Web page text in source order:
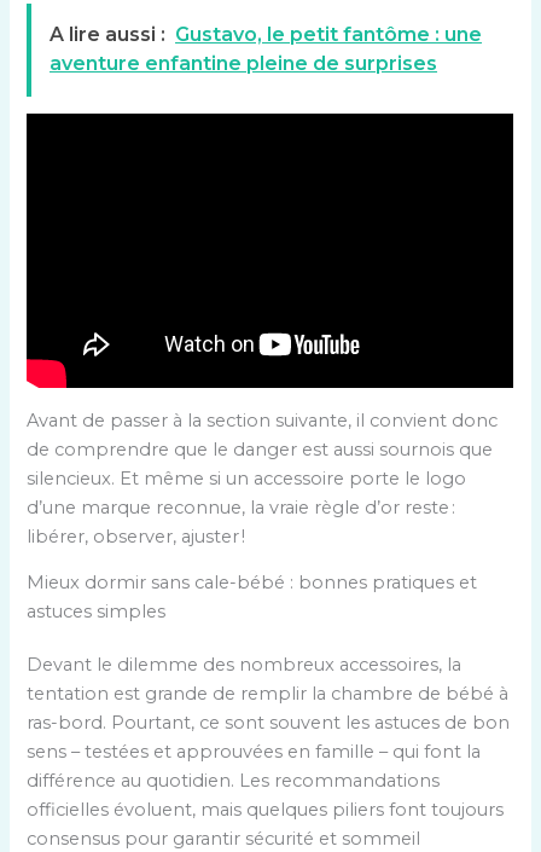
A lire aussi : Gustavo, le petit fantôme : une
aventure enfantine pleine de surprises
Avant de passer à la section suivante, il convient donc
de comprendre que le danger est aussi sournois que
silencieux. Et même si un accessoire porte le logo
d’une marque reconnue, la vraie règle d’or reste :
libérer, observer, ajuster !
Mieux dormir sans cale-bébé : bonnes pratiques et
astuces simples
Devant le dilemme des nombreux accessoires, la
tentation est grande de remplir la chambre de bébé à
ras-bord. Pourtant, ce sont souvent les astuces de bon
sens – testées et approuvées en famille – qui font la
différence au quotidien. Les recommandations
officielles évoluent, mais quelques piliers font toujours
consensus pour garantir sécurité et sommeil